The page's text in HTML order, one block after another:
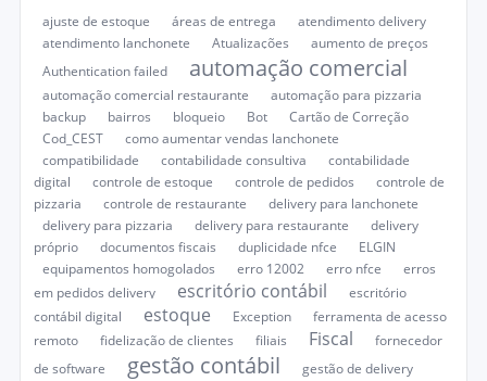
ajuste de estoque áreas de entrega
atendimento delivery
atendimento lanchonete
Atualizações
aumento de preços
Authentication failed
automação comercial
automação comercial restaurante
automação para pizzaria
backup
bairros bloqueio Bot
Cartão de Correção
Cod_CEST
como aumentar vendas lanchonete
compatibilidade
contabilidade consultiva
contabilidade
digital
controle de estoque controle de pedidos
controle de
pizzaria
controle de restaurante
delivery para lanchonete
delivery para pizzaria
delivery para restaurante
delivery
próprio
documentos fiscais duplicidade nfce
ELGIN
equipamentos homogolados
erro 12002 erro nfce
erros
em pedidos delivery
escritório contábil
escritório
contábil digital
estoque Exception
ferramenta de acesso
remoto
fidelização de clientes filiais Fiscal
fornecedor
de software
gestão contábil
gestão de delivery